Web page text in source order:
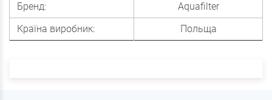
Бренд:
Aquafilter
Країна виробник:
Польща